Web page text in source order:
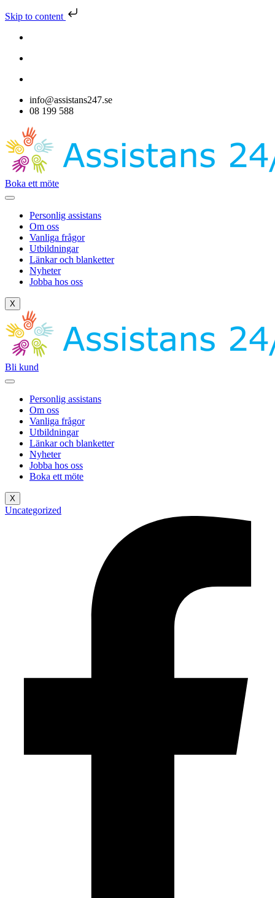
Skip to content
info@assistans247.se
08 199 588
Boka ett möte
Personlig assistans
Om oss
Vanliga frågor
Utbildningar
Länkar och blanketter
Nyheter
Jobba hos oss
X
Bli kund
Personlig assistans
Om oss
Vanliga frågor
Utbildningar
Länkar och blanketter
Nyheter
Jobba hos oss
Boka ett möte
X
Uncategorized